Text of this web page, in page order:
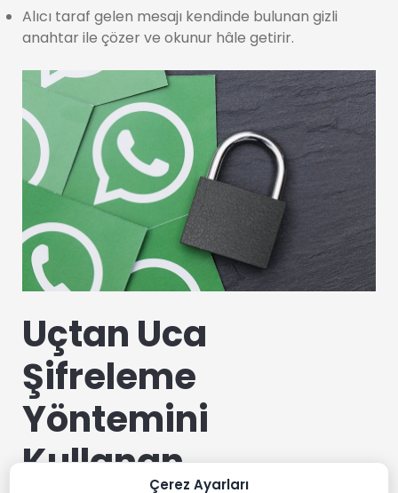
Alıcı taraf gelen mesajı kendinde bulunan gizli
anahtar ile çözer ve okunur hâle getirir.
Uçtan Uca
Şifreleme
Yöntemini
KullananÇerez Ayarları